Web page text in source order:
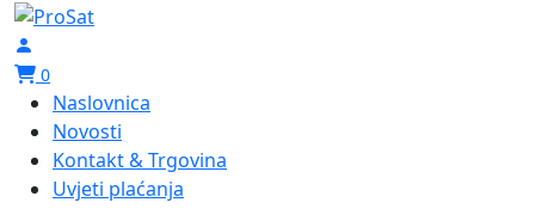
0
Naslovnica
Novosti
Kontakt & Trgovina
Uvjeti plaćanja